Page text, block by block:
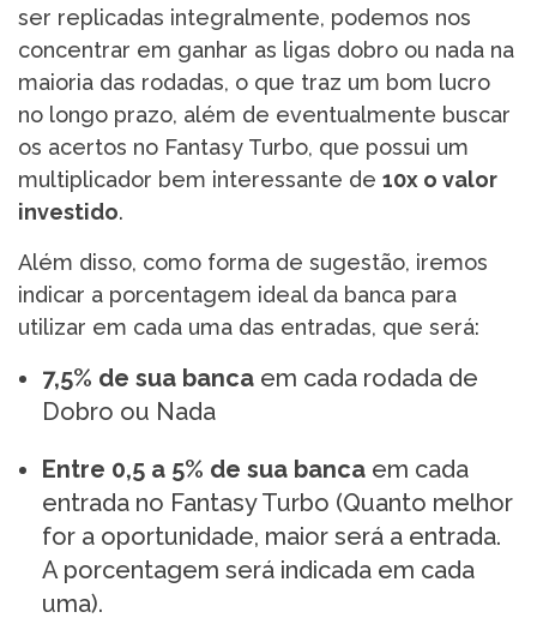
ser replicadas integralmente, podemos nos
concentrar em ganhar as ligas dobro ou nada na
maioria das rodadas, o que traz um bom lucro
no longo prazo, além de eventualmente buscar
os acertos no Fantasy Turbo, que possui um
multiplicador bem interessante de 10x o valor
investido.
Além disso, como forma de sugestão, iremos
indicar a porcentagem ideal da banca para
utilizar em cada uma das entradas, que será:
7,5% de sua banca em cada rodada de
Dobro ou Nada
Entre 0,5 a 5% de sua banca em cada
entrada no Fantasy Turbo (Quanto melhor
for a oportunidade, maior será a entrada.
A porcentagem será indicada em cada
uma).